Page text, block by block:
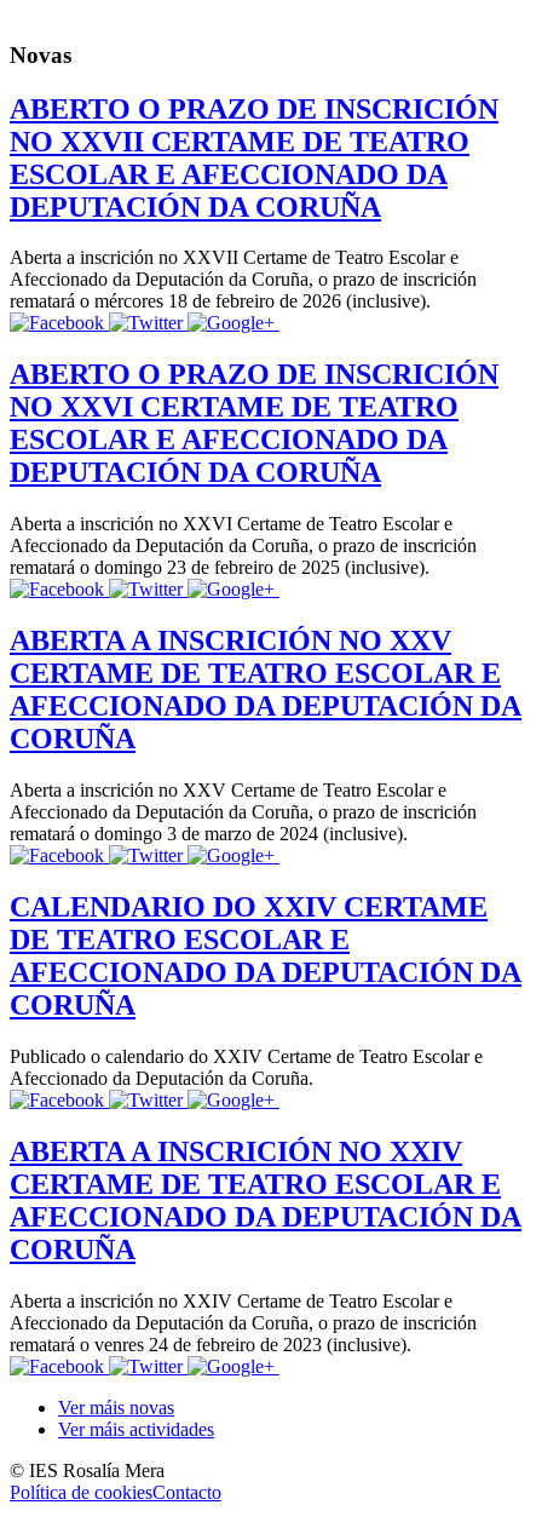
Novas
ABERTO O PRAZO DE INSCRICIÓN
NO XXVII CERTAME DE TEATRO
ESCOLAR E AFECCIONADO DA
DEPUTACIÓN DA CORUÑA
Aberta a inscrición no XXVII Certame de Teatro Escolar e
Afeccionado da Deputación da Coruña, o prazo de inscrición
rematará o mércores 18 de febreiro de 2026 (inclusive).
ABERTO O PRAZO DE INSCRICIÓN
NO XXVI CERTAME DE TEATRO
ESCOLAR E AFECCIONADO DA
DEPUTACIÓN DA CORUÑA
Aberta a inscrición no XXVI Certame de Teatro Escolar e
Afeccionado da Deputación da Coruña, o prazo de inscrición
rematará o domingo 23 de febreiro de 2025 (inclusive).
ABERTA A INSCRICIÓN NO XXV
CERTAME DE TEATRO ESCOLAR E
AFECCIONADO DA DEPUTACIÓN DA
CORUÑA
Aberta a inscrición no XXV Certame de Teatro Escolar e
Afeccionado da Deputación da Coruña, o prazo de inscrición
rematará o domingo 3 de marzo de 2024 (inclusive).
CALENDARIO DO XXIV CERTAME
DE TEATRO ESCOLAR E
AFECCIONADO DA DEPUTACIÓN DA
CORUÑA
Publicado o calendario do XXIV Certame de Teatro Escolar e
Afeccionado da Deputación da Coruña.
ABERTA A INSCRICIÓN NO XXIV
CERTAME DE TEATRO ESCOLAR E
AFECCIONADO DA DEPUTACIÓN DA
CORUÑA
Aberta a inscrición no XXIV Certame de Teatro Escolar e
Afeccionado da Deputación da Coruña, o prazo de inscrición
rematará o venres 24 de febreiro de 2023 (inclusive).
Ver máis novas
Ver máis actividades
© IES Rosalía Mera
Política de cookiesContacto